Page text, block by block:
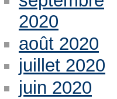
2020
août 2020
juillet 2020
juin 2020